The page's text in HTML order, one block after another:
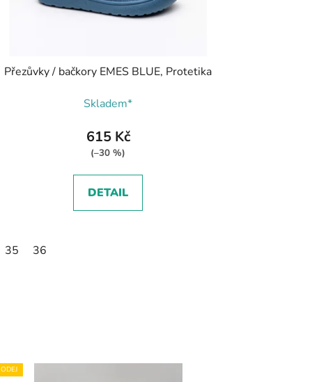
Přezůvky / bačkory EMES BLUE, Protetika
Skladem*
615 Kč
(–30 %)
DETAIL
35 36